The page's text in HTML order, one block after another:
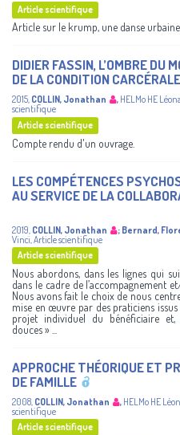
Article scientifique
Article sur le krump, une danse urbaine.
DIDIER FASSIN, L’OMBRE DU
DE LA CONDITION CARCÉRALE
2015, COLLIN, Jonathan , HELMo HE
scientifique
Article scientifique
Compte rendu d'un ouvrage.
LES COMPÉTENCES
AU SERVICE DE LA
2019 COLLIN, Jonathan ; Bernard,
Vinci Article scientifique
Article scientifique
Nous abordons, dans les lignes qui
dans le cadre de l’accompagnement
Nous avons fait le choix de nous
mise en œuvre par des praticiens
projet individuel du bénéficiaire et,
douces » ...
APPROCHE THÉORIQUE ET
DE FAMILLE
2008 COLLIN, Jonathan , HELMo HE
scientifique
Article scientifique